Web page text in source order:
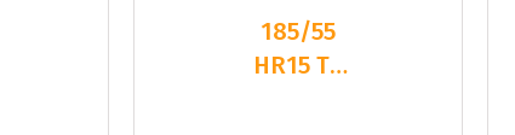
185/55
HR15 TL